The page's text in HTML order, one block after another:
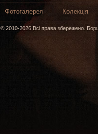
Фотогалерея Колекція
© 2010-2026 Всі права збережено.